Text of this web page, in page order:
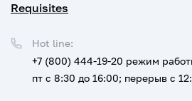
Requisites
Hot line:
+7 (800) 444-19-20 режим
пт с 8:30 до 16:00; перерыв с